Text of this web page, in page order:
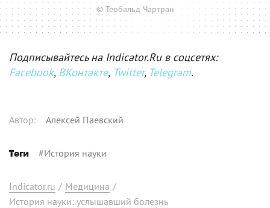
© Теобальд Чартран
Подписывайтесь на Indicator.Ru в соцсетях:
Facebook, ВКонтакте, Twitter, Telegram.
Автор: Алексей Паевский
Теги #История науки
Indicator.ru / Медицина /
История науки: услышавший болезнь